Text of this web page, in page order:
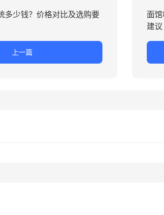
多少钱？价格对比及选购要
上一篇
面
建议